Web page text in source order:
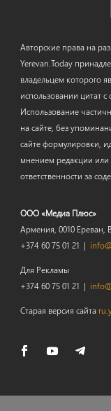
Авторские права на
Yerevan.Today
владельцем которого
использовании цитат с
Использование
на сайте, без
сайте формулировки,
мнением редакции или
ответственности за
ООО «Медиа Плюс»
Армения, 0010 Ереван,
+374 60 75 01 21 |
Для Рекламы
+374 60 75 01 21 |
Старая версия сайта